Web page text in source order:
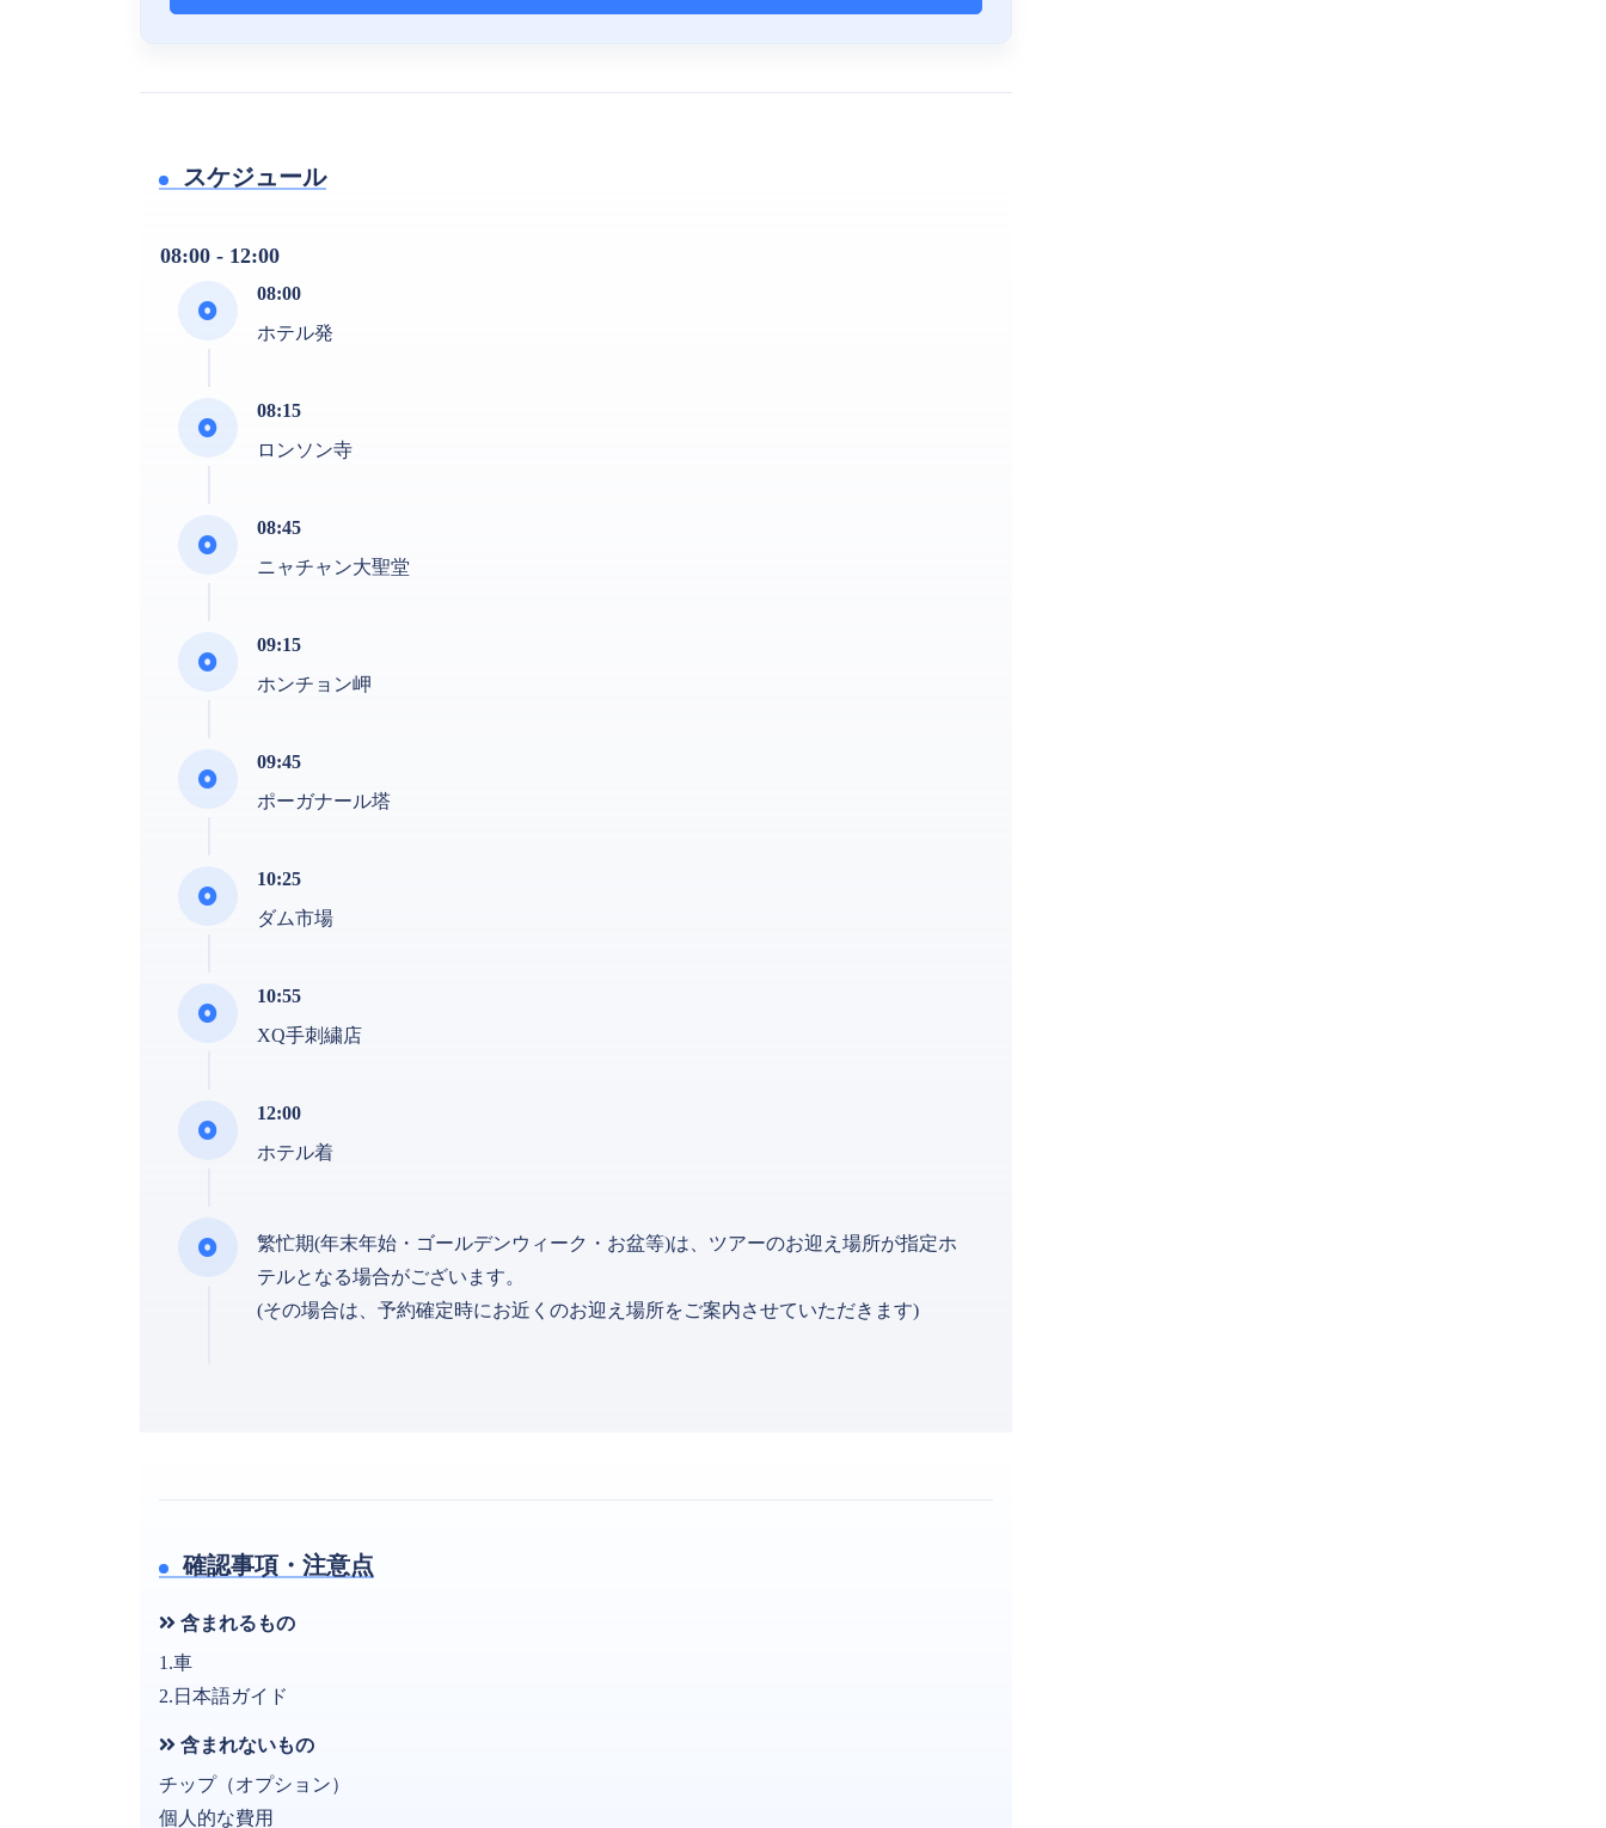
スケジュール
08:00 - 12:00
08:00
ホテル発
08:15
ロンソン寺
08:45
ニャチャン大聖堂
09:15
ホンチョン岬
09:45
ポーガナール塔
10:25
ダム市場
10:55
XQ手刺繍店
12:00
ホテル着
繁忙期(年末年始・ゴールデンウィーク・お盆等)は、ツアーのお迎え場所が指定ホ
テルとなる場合がございます。
(その場合は、予約確定時にお近くのお迎え場所をご案内させていただきます)
確認事項・注意点
含まれるもの
1.車
2.日本語ガイド
含まれないもの
チップ（オプション）
個人的な費用